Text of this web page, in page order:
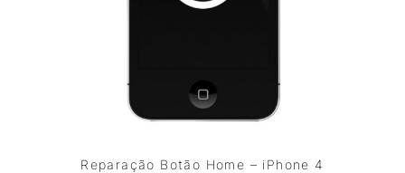
Reparação Botão Home – iPhone 4